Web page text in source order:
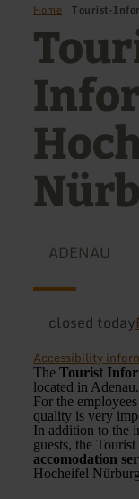
Home Tourist-
ADENAU
closed today
Accessibility
TheTourist
located in Adenau.
For the
quality is very
In addition to the
guests, the
accomodation
Hocheifel